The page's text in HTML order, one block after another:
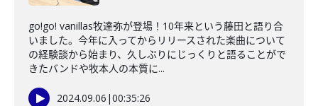
go!go! vanillas牧達弥が登場！10年来という藤田と語り合
いました。今年に入ってからリリースされた楽曲について
の経験談から始まり、久しぶりにじっくりと語ることがで
きたバンドや牧本人の本質に...
2024.09.06 |00:35:26